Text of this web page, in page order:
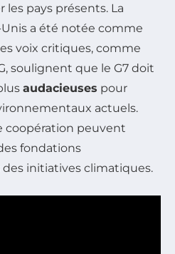
les pays présents. La
a été notée comme
voix critiques, comme
soulignent que le G7 doit
audacieuses pour
actuels.
coopération peuvent
fondations
initiatives climatiques.